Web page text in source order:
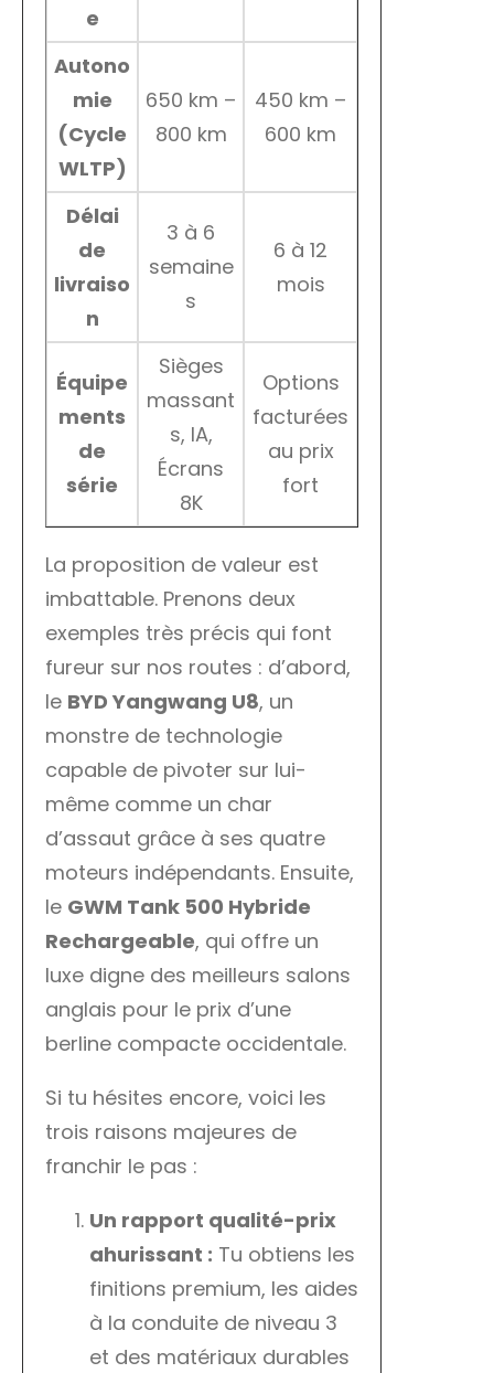
e
Autono
mie
(Cycle
WLTP)
650 km –
800 km
450 km –
600 km
Délai
de
livraiso
n
3 à 6
semaine
s
6 à 12
mois
Équipe
ments
de
série
Sièges
massant
s, IA,
Écrans
8K
Options
facturées
au prix
fort
La proposition de valeur est
imbattable. Prenons deux
exemples très précis qui font
fureur sur nos routes : d’abord,
le BYD Yangwang U8, un
monstre de technologie
capable de pivoter sur lui-
même comme un char
d’assaut grâce à ses quatre
moteurs indépendants. Ensuite,
le GWM Tank 500 Hybride
Rechargeable, qui offre un
luxe digne des meilleurs salons
anglais pour le prix d’une
berline compacte occidentale.
Si tu hésites encore, voici les
trois raisons majeures de
franchir le pas :
Un rapport qualité-prix
ahurissant : Tu obtiens les
finitions premium, les aides
à la conduite de niveau 3
et des matériaux durables